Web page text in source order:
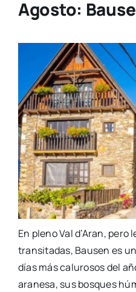
Agosto:
En pleno Val d’Aran,
transitadas, Bausen es
días más calurosos del
aranesa, sus bosques